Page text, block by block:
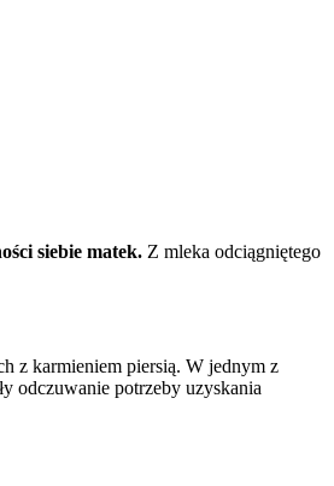
siebie matek. Z mleka odciągniętego
z karmieniem piersią. W jednym z
odczuwanie potrzeby uzyskania